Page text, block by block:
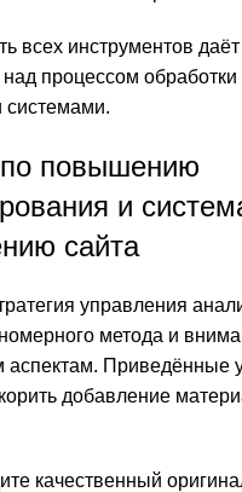
всех инструментов
процессом обработки
системами.
повышению
и
сайта
управления
метода и
аспектам. Приведённые
добавление
качественный